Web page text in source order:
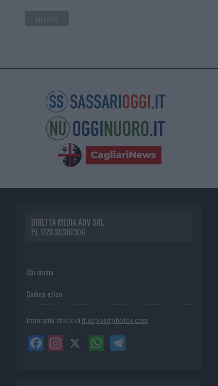
DIRETTA MEDIA ADV SRL
P.I. 02839380306
Chi siamo
Codice etico
Immagini stock di it.depositphotos.com